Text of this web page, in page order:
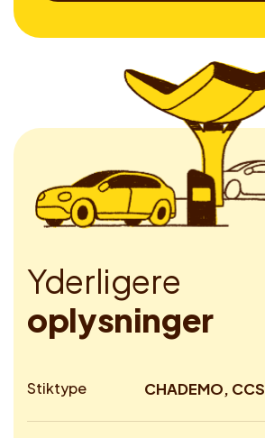
Yderligere
oplysninger
Stiktype CHADEMO, CCS